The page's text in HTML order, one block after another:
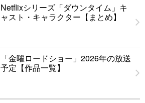
Netflixシリーズ「ダウンタイム」キ
ャスト・キャラクター【まとめ】
「金曜ロードショー」2026年の放送
予定【作品一覧】